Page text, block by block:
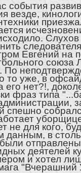
события
везде,
Евгений на
союза
По
то уже, в
его нет?!,
фраз типа
спешно
не для кого,
в
деятелей
и хотел
"Вчерашний